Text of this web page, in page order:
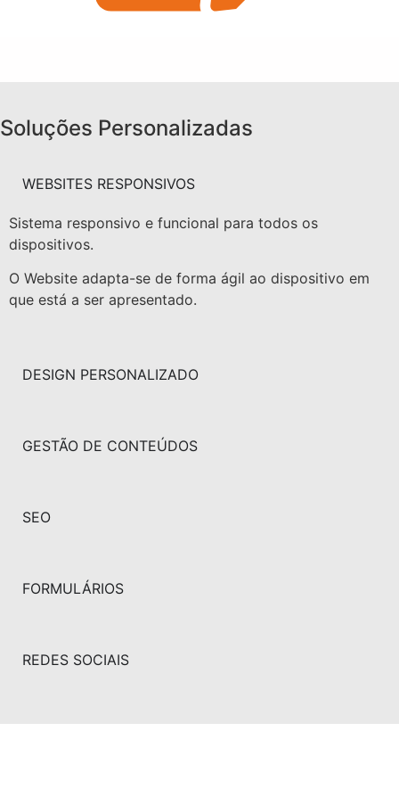
Soluções Personalizadas
WEBSITES RESPONSIVOS
Sistema responsivo e funcional para todos os
dispositivos.
O Website adapta-se de forma ágil ao dispositivo em
que está a ser apresentado.
DESIGN PERSONALIZADO
GESTÃO DE CONTEÚDOS
SEO
FORMULÁRIOS
REDES SOCIAIS